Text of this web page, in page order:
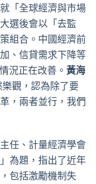
就「全球經濟與市場
選後會以「去監
組合。中國經濟前
、信貸需求下降等
況正在改善。 黃海
觀，認為除了要
，兩者並行，我們
任、計量經濟學會
為題，指出了近年
包括激勵機制失